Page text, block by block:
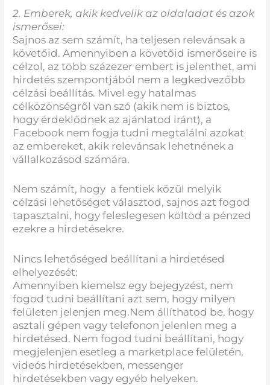
2. Emberek, akik kedvelik az oldaladat és azok
ismerősei:
Sajnos az sem számít, ha teljesen relevánsak a
követőid. Amennyiben a követőid ismerőseire is
célzol, az több százezer embert is jelenthet, ami
hirdetés szempontjából nem a legkedvezőbb
célzási beállítás. Mivel egy hatalmas
célközönségről van szó (akik nem is biztos,
hogy érdeklődnek az ajánlatod iránt), a
Facebook nem fogja tudni megtalálni azokat
az embereket, akik relevánsak lehetnének a
vállalkozásod számára.
Nem számít, hogy a fentiek közül melyik
célzási lehetőséget választod, sajnos azt fogod
tapasztalni, hogy feleslegesen költöd a pénzed
ezekre a hirdetésekre.
Nincs lehetőséged beállítani a hirdetésed
elhelyezését:
Amennyiben kiemelsz egy bejegyzést, nem
fogod tudni beállítani azt sem, hogy milyen
felületen jelenjen meg.Nem állíthatod be, hogy
asztali gépen vagy telefonon jelenlen meg a
hirdetésed. Nem fogod tudni beállítani, hogy
megjelenjen esetleg a marketplace felületén,
videós hirdetésekben, messenger
hirdetésekben vagy egyéb helyeken.